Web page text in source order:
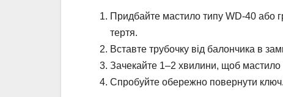
Придбайте мастило типу WD-40 або
тертя.
Вставте трубочку від балончика в
Зачекайте 1–2 хвилини, щоб мастило
Спробуйте обережно повернути